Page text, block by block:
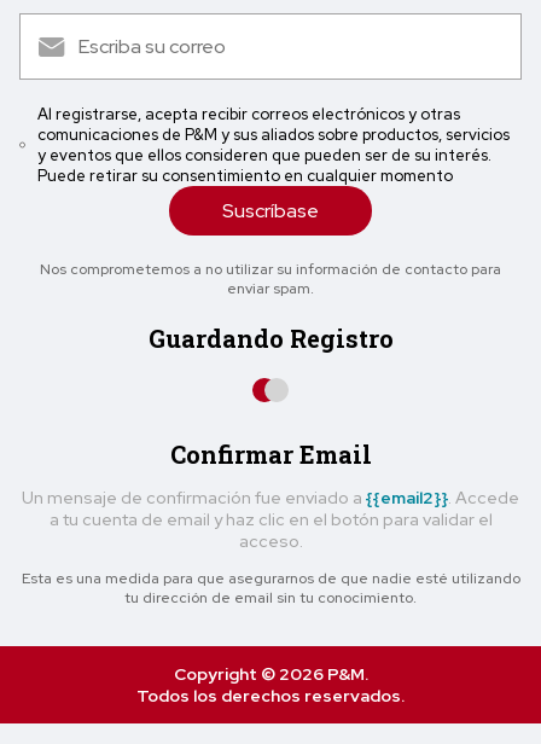
Al registrarse, acepta recibir correos electrónicos y otras
comunicaciones de P&M y sus aliados sobre productos, servicios
y eventos que ellos consideren que pueden ser de su interés.
Puede retirar su consentimiento en cualquier momento
Suscríbase
Nos comprometemos a no utilizar su información de contacto para
enviar spam.
Guardando Registro
Confirmar Email
Un mensaje de confirmación fue enviado a {{email2}} . Accede
a tu cuenta de email y haz clic en el botón para validar el
acceso.
Esta es una medida para que asegurarnos de que nadie esté utilizando
tu dirección de email sin tu conocimiento.
Copyright © 2026 P&M.
Todos los derechos reservados.